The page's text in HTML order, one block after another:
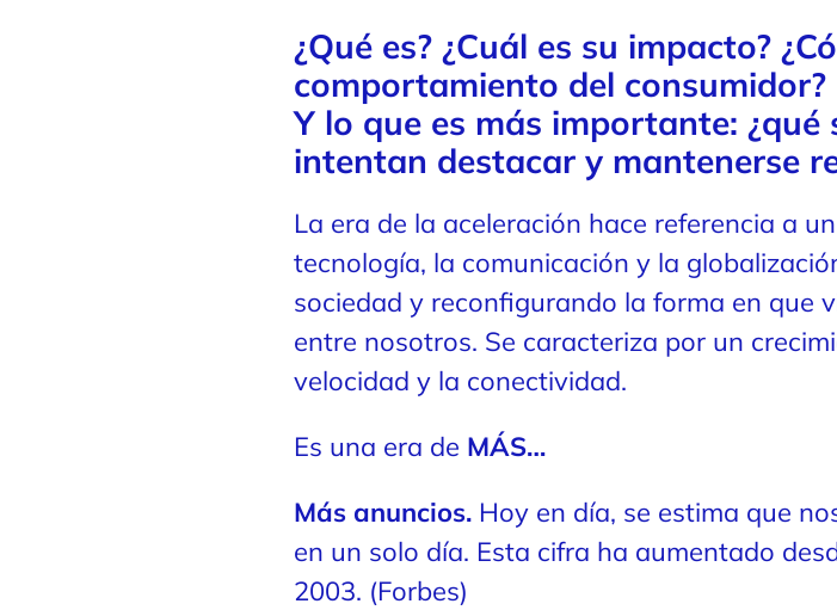
¿Qué es? ¿Cuál es su impacto?
comportamiento del consumidor?
Y lo que es más importante:
intentan destacar y mantenerse
La era de la aceleración hace referencia a
tecnología, la comunicación y la
sociedad y reconfigurando la forma en que
entre nosotros. Se caracteriza por un
velocidad y la conectividad.
Es una era de MÁS…
Más anuncios. Hoy en día, se estima que
en un solo día. Esta cifra ha aumentado
2003. (Forbes)